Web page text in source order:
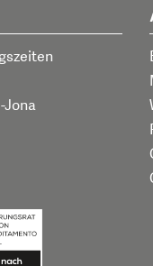
Jona